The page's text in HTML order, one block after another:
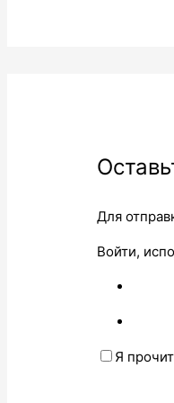
Для
Войти,
Я